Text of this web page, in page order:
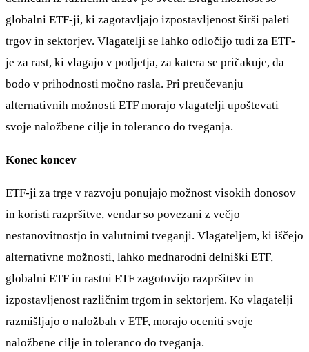
globalni ETF-ji, ki zagotavljajo izpostavljenost širši paleti
trgov in sektorjev. Vlagatelji se lahko odločijo tudi za ETF-
je za rast, ki vlagajo v podjetja, za katera se pričakuje, da
bodo v prihodnosti močno rasla. Pri preučevanju
alternativnih možnosti ETF morajo vlagatelji upoštevati
svoje naložbene cilje in toleranco do tveganja.
Konec koncev
ETF-ji za trge v razvoju ponujajo možnost visokih donosov
in koristi razpršitve, vendar so povezani z večjo
nestanovitnostjo in valutnimi tveganji. Vlagateljem, ki iščejo
alternativne možnosti, lahko mednarodni delniški ETF,
globalni ETF in rastni ETF zagotovijo razpršitev in
izpostavljenost različnim trgom in sektorjem. Ko vlagatelji
razmišljajo o naložbah v ETF, morajo oceniti svoje
naložbene cilje in toleranco do tveganja.